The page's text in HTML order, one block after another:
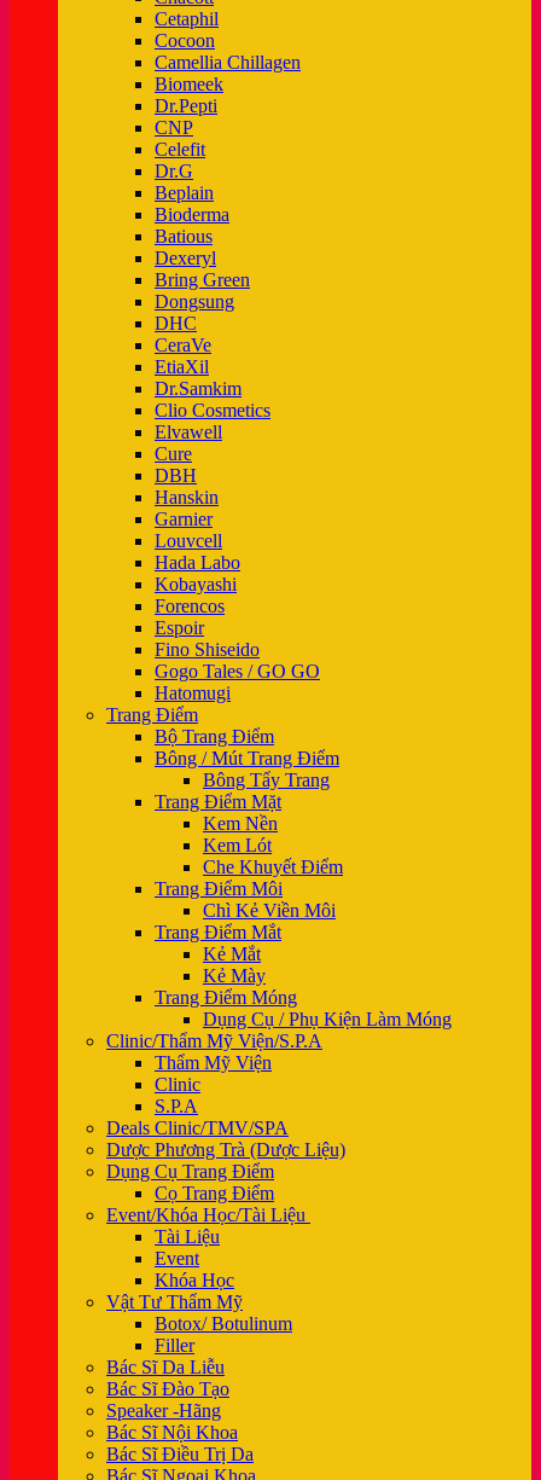
Cetaphil
Cocoon
Camellia Chillagen
Biomeek
Dr.Pepti
CNP
Celefit
Dr.G
Beplain
Bioderma
Batious
Dexeryl
Bring Green
Dongsung
DHC
CeraVe
EtiaXil
Dr.Samkim
Clio Cosmetics
Elvawell
Cure
DBH
Hanskin
Garnier
Louvcell
Hada Labo
Kobayashi
Forencos
Espoir
Fino Shiseido
Gogo Tales / GO GO
Hatomugi
Trang Điểm
Bộ Trang Điểm
Bông / Mút Trang Điểm
Bông Tẩy Trang
Trang Điểm Mặt
Kem Nền
Kem Lót
Che Khuyết Điểm
Trang Điểm Môi
Chì Kẻ Viền Môi
Trang Điểm Mắt
Kẻ Mắt
Kẻ Mày
Trang Điểm Móng
Dụng Cụ / Phụ Kiện Làm Móng
Clinic/Thẩm Mỹ Viện/S.P.A
Thẩm Mỹ Viện
Clinic
S.P.A
Deals Clinic/TMV/SPA
Dược Phương Trà (Dược Liệu)
Dụng Cụ Trang Điểm
Cọ Trang Điểm
Event/Khóa Học/Tài Liệu
Tài Liệu
Event
Khóa Học
Vật Tư Thẩm Mỹ
Botox/ Botulinum
Filler
Bác Sĩ Da Liễu
Bác Sĩ Đào Tạo
Speaker -Hãng
Bác Sĩ Nội Khoa
Bác Sĩ Điều Trị Da
Bác Sĩ Ngoại Khoa